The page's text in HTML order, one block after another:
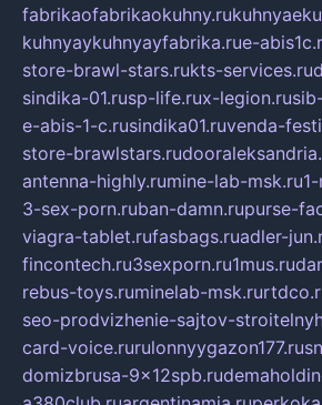
fabrikaofabrikaokuhny.ru
kuhnyaykuhnyayfabrika.rue-
store-brawl-stars.rukts-services.ru
sindika-01.rusp-life.rux-legion.ru
e-abis-1-c.rusindika01.ruvenda-
store-brawlstars.ru
antenna-highly.rumine-lab-msk.ru
3-sex-porn.ruban-damn.rupurse-
viagra-tablet.rufasbags.ruadler-
fincontech.ru3sexporn.ru1mus.ru
rebus-toys.ruminelab-msk.ru
seo-prodvizhenie-sajtov-
card-voice.rurulonnyygazon177.ru
domizbrusa-9x12spb.ru